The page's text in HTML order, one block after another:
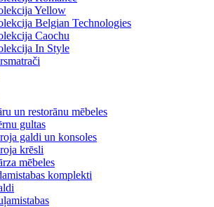
Yellow
Belgian Technologies
Caochu
In Style
un restorānu mēbeles
gultas
galdi un konsoles
krēsli
mēbeles
komplekti